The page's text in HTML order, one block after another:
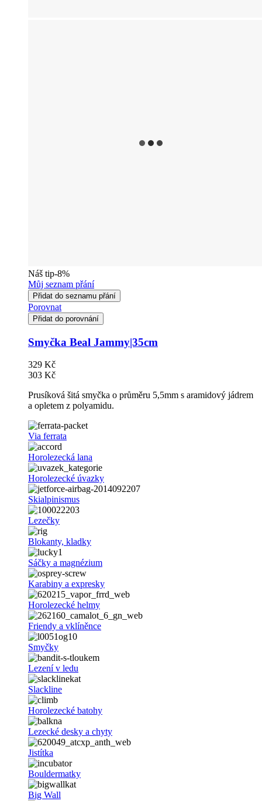
Náš tip-8%
Můj seznam přání
Přidat do seznamu přání
Porovnat
Přidat do porovnání
Smyčka Beal Jammy|35cm
329 Kč
303 Kč
Prusíková šitá smyčka o průměru 5,5mm s aramidový jádrem
a opletem z polyamidu.
Via ferrata
Horolezecká lana
Horolezecké úvazky
Skialpinismus
Lezečky
Blokanty, kladky
Sáčky a magnézium
Karabiny a expresky
Horolezecké helmy
Friendy a vklíněnce
Smyčky
Lezení v ledu
Slackline
Horolezecké batohy
Lezecké desky a chyty
Jistítka
Bouldermatky
Big Wall